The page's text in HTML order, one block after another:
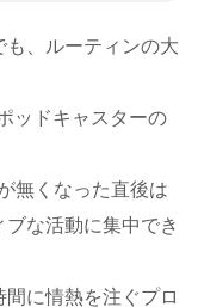
、ルーティンの大
ッドキャスターの
無くなった直後は
な活動に集中でき
に情熱を注ぐプロ